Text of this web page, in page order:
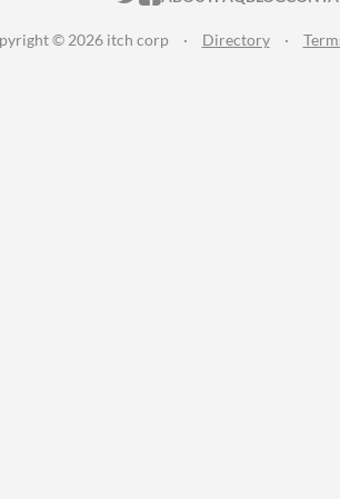
© 2026 itch corp · Directory ·